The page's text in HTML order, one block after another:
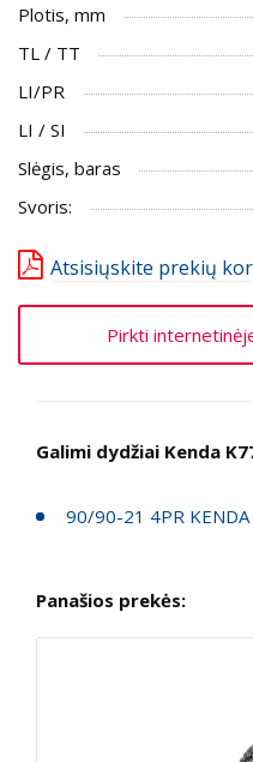
Plotis, mm
TL / TT
LI/PR
LI / SI
Slėgis, baras
Svoris:
Atsisiųskite prekių
Pirkti
Galimi dydžiai Kenda
90/90-21 4PR
Panašios prekės: